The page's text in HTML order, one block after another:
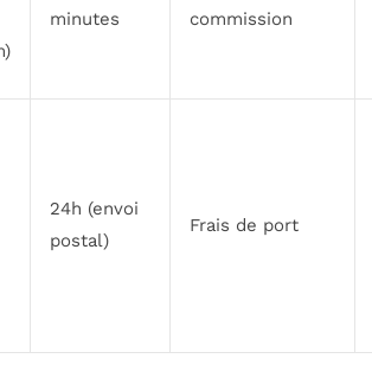
minutes
commission
24h (envoi
postal)
Frais de port